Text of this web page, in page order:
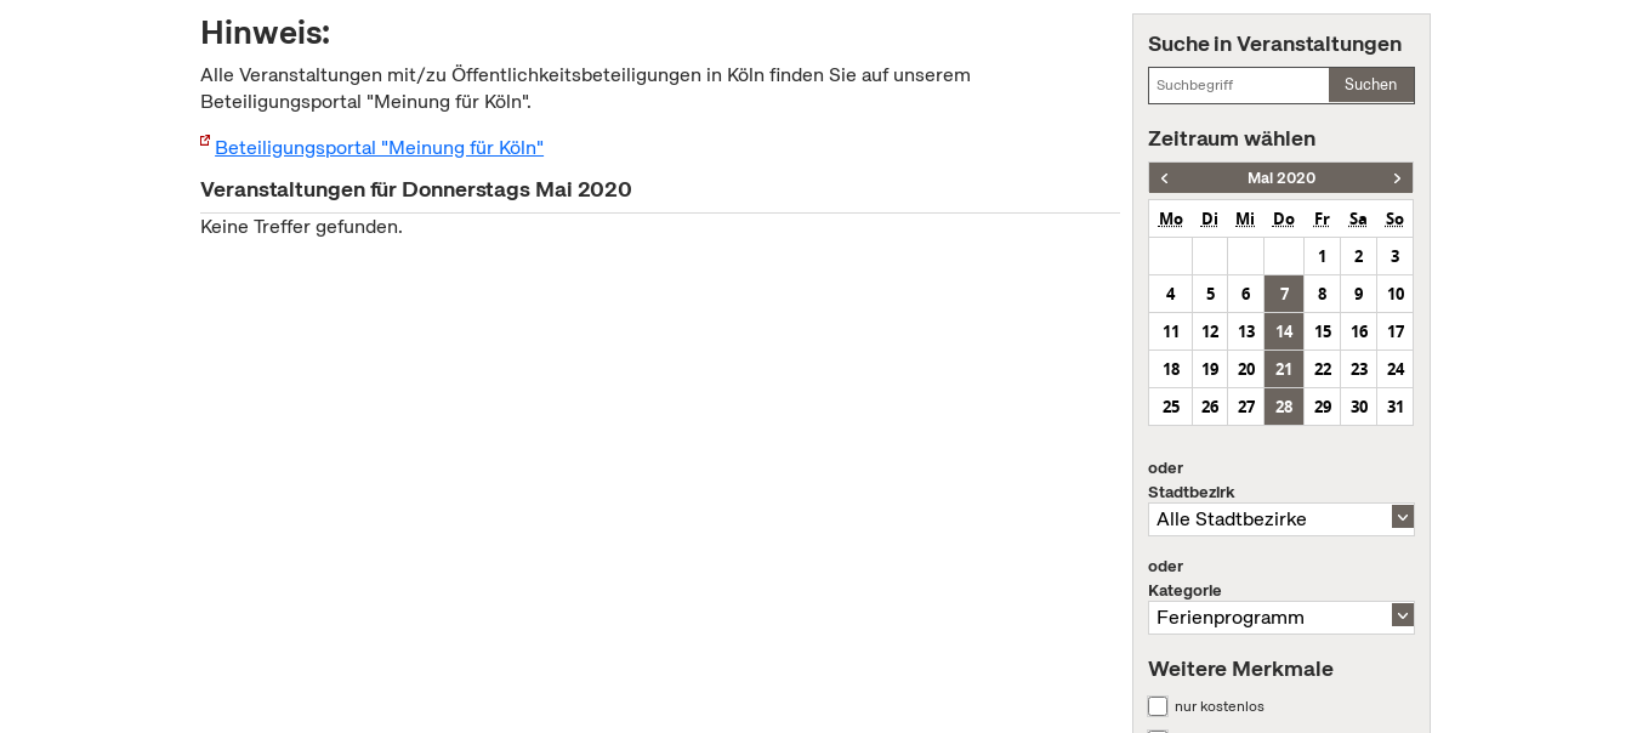
Hinweis:
Alle Veranstaltungen mit/zu Öffentlichkeitsbeteiligungen in Köln finden Sie auf unserem
Beteiligungsportal "Meinung für Köln".
Beteiligungsportal "Meinung für Köln"
Veranstaltungen für Donnerstags Mai 2020
Keine Treffer gefunden.
Suche in Veranstaltungen
Suchen
Zeitraum wählen
Mai 2020
Mo Di Mi Do Fr Sa
So
1
2
3
4
5 6 7 8 9
10
11
12 13 14 15 16
17
18
19 20 21 22 23
24
25
26 27 28 29 30 31
oder
Stadtbezirk
oder
Kategorie
Weitere Merkmale
nur kostenlos